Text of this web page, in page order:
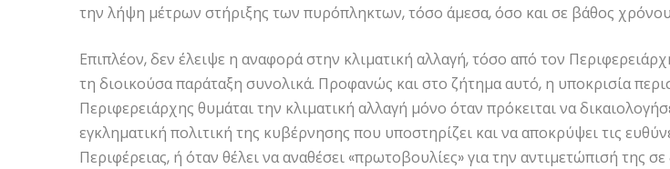
την λήψη μέτρων στήριξης των πυρόπληκτων, τόσο άμεσα, όσο και σε βάθος
Επιπλέον, δεν έλειψε η αναφορά στην κλιματική αλλαγή, τόσο από τον
τη διοικούσα παράταξη συνολικά. Προφανώς και στο ζήτημα αυτό, η υποκρισία
Περιφερειάρχης θυμάται την κλιματική αλλαγή μόνο όταν πρόκειται να
εγκληματική πολιτική της κυβέρνησης που υποστηρίζει και να αποκρύψει τις
Περιφέρειας, ή όταν θέλει να αναθέσει «πρωτοβουλίες» για την αντιμετώπισή της